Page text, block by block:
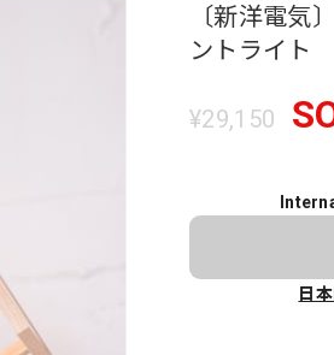
〔新洋電
ントライト
¥29,150
日